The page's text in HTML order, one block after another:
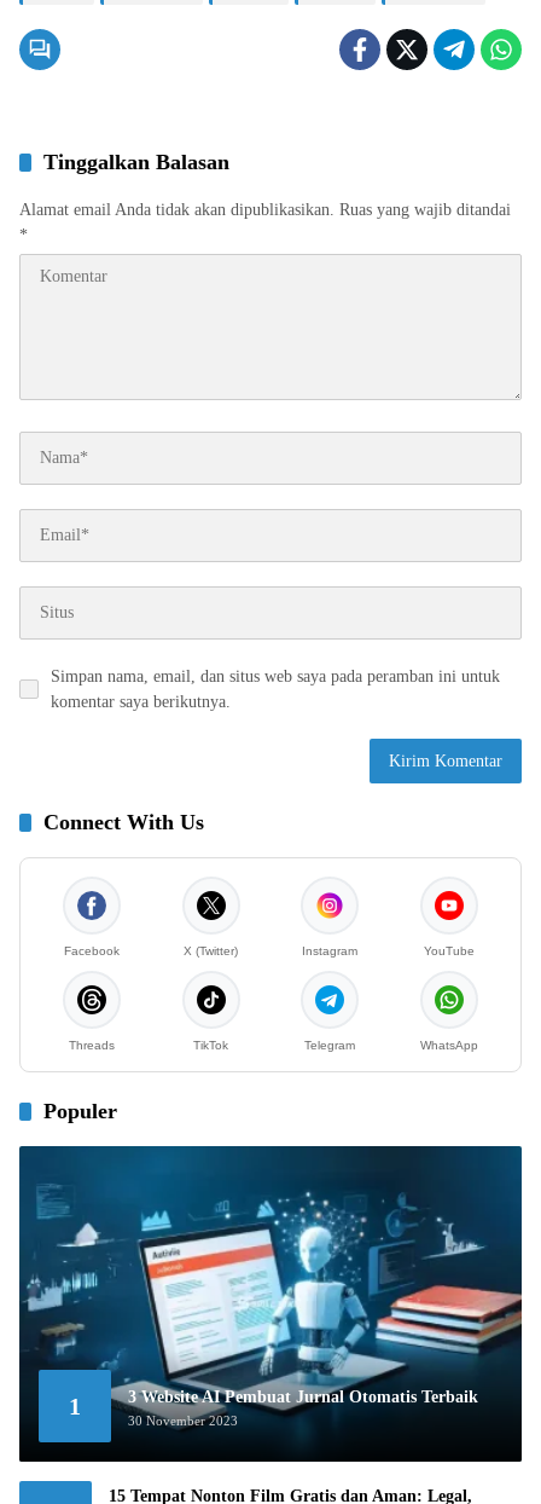
Tinggalkan Balasan
Alamat email Anda tidak akan dipublikasikan. Ruas yang wajib ditandai
*
Simpan nama, email, dan situs web saya pada peramban ini untuk
komentar saya berikutnya.
Connect With Us
Facebook X (Twitter) Instagram YouTube
Threads TikTok Telegram WhatsApp
Populer
1 3 Website AI Pembuat Jurnal Otomatis Terbaik
30 November 2023
15 Tempat Nonton Film Gratis dan Aman: Legal,